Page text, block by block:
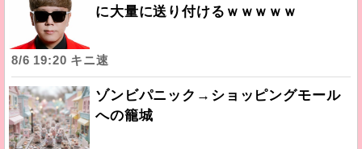
に大量に送り付けるｗｗｗｗｗ
8/6 19:20 キニ速
ゾンビパニック→ショッピングモール
への籠城